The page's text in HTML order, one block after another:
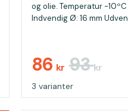
og olie. Temperatur -
Indvendig Ø: 16 mm
86 kr 93kr
3 varianter